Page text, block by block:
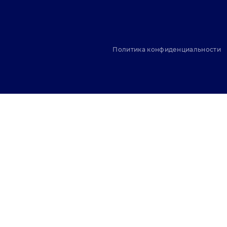
Политика конфиденциальности